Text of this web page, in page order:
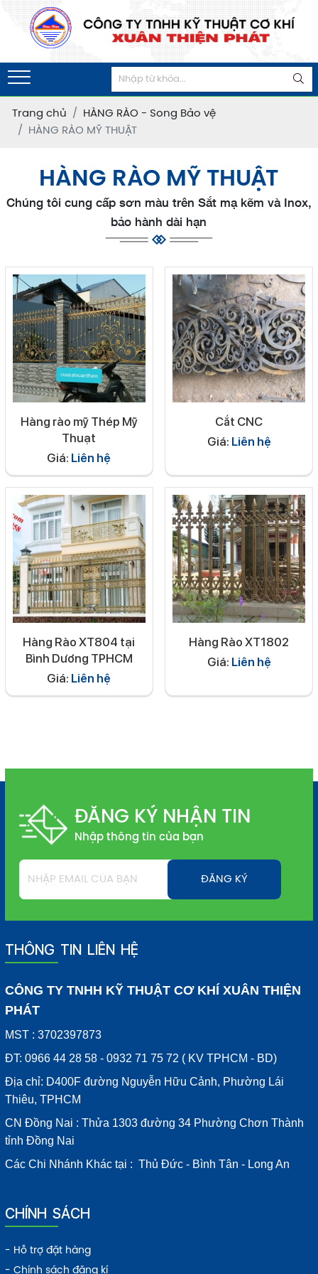
Trang chủ
HÀNG RÀO - Song Bảo vệ
HÀNG RÀO MỸ THUẬT
HÀNG RÀO MỸ THUẬT
Chúng tôi cung cấp sơn màu trên Sắt mạ kẽm và Inox,
bảo hành dài hạn
Hàng rào mỹ Thép Mỹ
Thuạt
Giá: Liên hệ
Cắt CNC
Giá: Liên hệ
Hàng Rào XT804 tại
Bình Dương TPHCM
Giá: Liên hệ
Hàng Rào XT1802
Giá: Liên hệ
ĐĂNG KÝ NHẬN TIN
Nhập thông tin của bạn
THÔNG TIN LIÊN HỆ
CÔNG TY TNHH KỸ THUẬT CƠ KHÍ XUÂN THIỆN
PHÁT
MST : 3702397873
ĐT: 0966 44 28 58 - 0932 71 75 72 ( KV TPHCM - BD)
Địa chỉ: D400F đường Nguyễn Hữu Cảnh, Phường Lái
Thiêu, TPHCM
CN Đồng Nai : Thửa 1303 đường 34 Phường Chơn Thành
tỉnh Đồng Nai
Các Chi Nhánh Khác tại : Thủ Đức - Bình Tân - Long An
CHÍNH SÁCH
- Hỗ trợ đặt hàng
- Chính sách đăng kí